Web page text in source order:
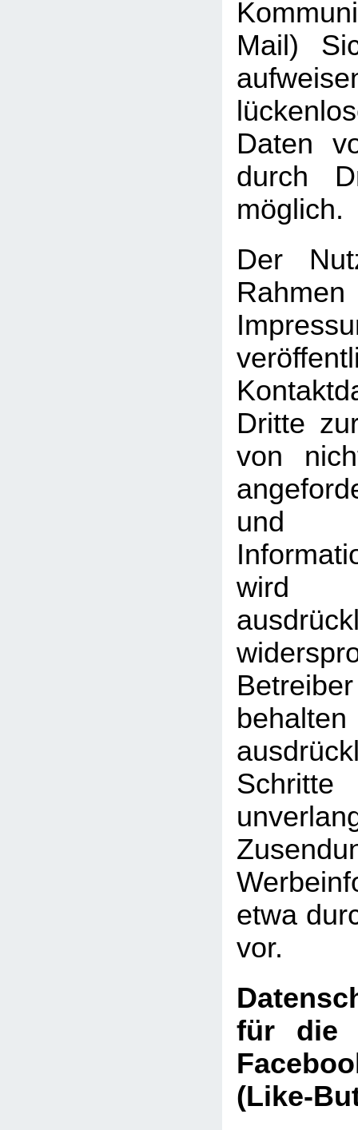
Mail)
Daten
durch
möglich.
Der
Dritte
von
und
wird
etwa
vor.
für die
(Like-